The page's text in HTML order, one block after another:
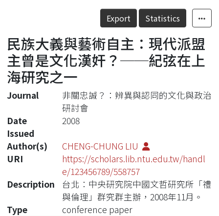
Statistics
Details
Export Statistics
民族大義與藝術自主：現代派盟
主曾是文化漢奸？──紀弦在上
海研究之一
Journal
非關忠誠？：辨異與認同的文化與政治
研討會
Date
Issued
2008
Author(s)
CHENG-CHUNG LIU
URI
https://scholars.lib.ntu.edu.tw/handl
e/123456789/558757
Description
台北：中央研究院中國文哲研究所「禮
與倫理」群究群主辦，2008年11月。
Type
conference paper